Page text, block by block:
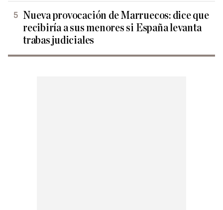
Nueva provocación de Marruecos: dice que
recibiría a sus menores si España levanta
trabas judiciales